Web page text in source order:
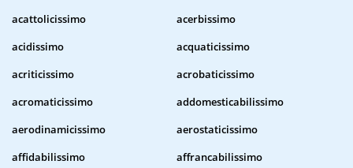
acattolicissimo
acerbissimo
acidissimo
acquaticissimo
acriticissimo
acrobaticissimo
acromaticissimo
addomesticabilissimo
aerodinamicissimo
aerostaticissimo
affidabilissimo
affrancabilissimo